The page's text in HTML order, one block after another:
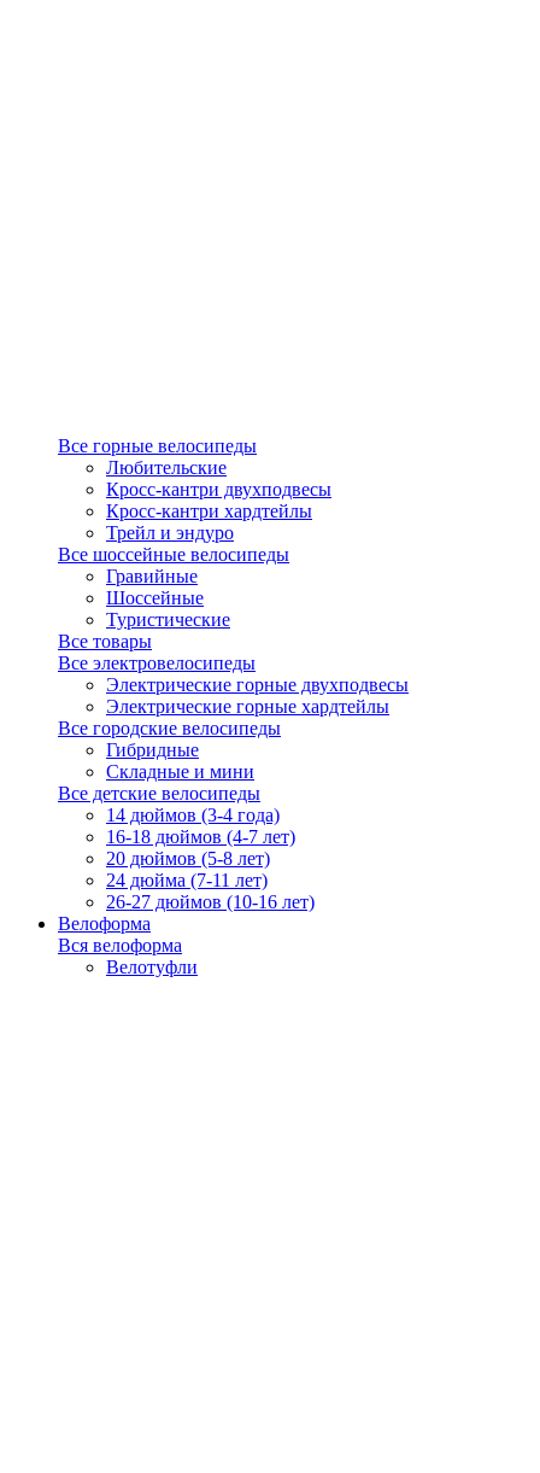
Все горные велосипеды
Любительские
Кросс-кантри двухподвесы
Кросс-кантри хардтейлы
Трейл и эндуро
Все шоссейные велосипеды
Гравийные
Шоссейные
Туристические
Все товары
Все электровелосипеды
Электрические горные двухподвесы
Электрические горные хардтейлы
Все городские велосипеды
Гибридные
Складные и мини
Все детские велосипеды
14 дюймов (3-4 года)
16-18 дюймов (4-7 лет)
20 дюймов (5-8 лет)
24 дюйма (7-11 лет)
26-27 дюймов (10-16 лет)
Велоформа
Вся велоформа
Велотуфли